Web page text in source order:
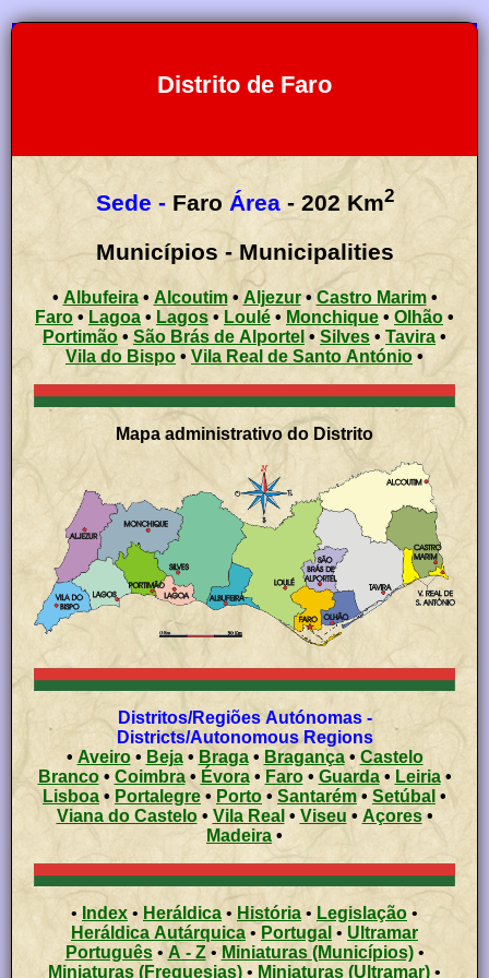
Distrito de Faro
Sede -FaroÁrea - 202 Km2
Municípios - Municipalities
• Albufeira• Alcoutim• Aljezur•Castro Marim•
Faro • Lagoa • Lagos • Loulé • Monchique • Olhão •
Portimão • São Brás de Alportel • Silves • Tavira •
Vila do Bispo • Vila Real de Santo António•
Mapa administrativo do Distrito
Distritos/Regiões Autónomas -
Districts/Autonomous Regions
• Aveiro• Beja• Braga•Bragança• Castelo
Branco• Coimbra• Évora•Faro• Guarda• Leiria•
Lisboa • Portalegre • Porto • Santarém• Setúbal •
Viana do Castelo• Vila Real • Viseu • Açores •
Madeira •
• Index • Heráldica • História • Legislação •
Heráldica Autárquica • Portugal • Ultramar
Português• A - Z•Miniaturas (Municípios)•
Miniaturas (Freguesias) • Miniaturas (Ultramar) •